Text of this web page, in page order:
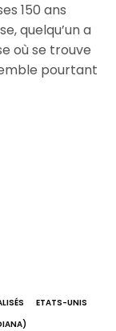
150 ans
quelqu’un a
où se trouve
pourtant
ETATS-UNIS